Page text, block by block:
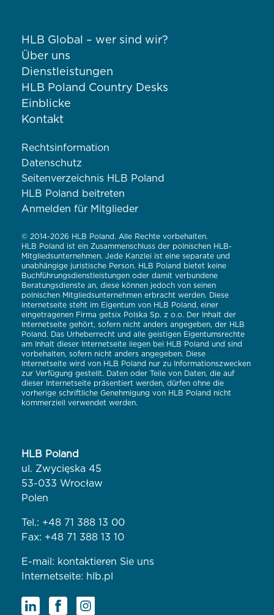
HLB Global – wer sind wir?
Über uns
Dienstleistungen
HLB Poland Country Desks
Einblicke
Kontakt
Rechtsinformation
Datenschutz
Seitenverzeichnis HLB Poland
HLB Poland beitreten
Anmelden für Mitglieder
© 2014-2026 HLB Poland. Alle Rechte vorbehalten.
HLB Poland ist ein Zusammenschluss der polnischen HLB-
Mitgliedsunternehmen. Jede Kanzlei ist eine separate und
unabhängige juristische Person. HLB Poland bietet keine
Buchführungsdienstleistungen oder damit verbundene
Beratungsdienste an, diese können jedoch von seinen
polnischen Mitgliedsunternehmen erbracht werden. Diese
Internetseite steht im Eigentum von HLB Poland, einer
eingetragenen Firma getsix Polska Sp. z o.o. Der Inhalt der
Internetseite gehört, sofern nicht anders angegeben, der HLB
Poland. Das Urheberrecht und alle geistigen Eigentumsrechte
am Inhalt dieser Internetseite liegen bei HLB Poland und sind
vorbehalten, sofern nicht anders angegeben. Diese
Internetseite wird von HLB Poland nur zu Informationszwecken
zur Verfügung gestellt. Daten oder Teile von Daten, die auf
dieser Internetseite präsentiert werden, dürfen ohne die
vorherige schriftliche Genehmigung von HLB Poland nicht
kommerziell verwendet werden.
HLB Poland
ul. Zwycięska 45
53-033 Wrocław
Polen
Tel.: +48 71 388 13 00
Fax: +48 71 388 13 10
E-mail: kontaktieren Sie uns
Internetseite: hlb.pl